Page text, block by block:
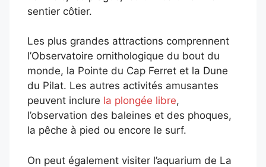
sentier côtier.
Les plus grandes attractions comprennent
l’Observatoire ornithologique du bout du
monde, la Pointe du Cap Ferret et la Dune
du Pilat. Les autres activités amusantes
peuvent inclure la plongée libre,
l’observation des baleines et des phoques,
la pêche à pied ou encore le surf.
On peut également visiter l’aquarium de La